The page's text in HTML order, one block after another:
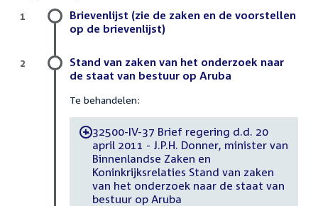
Brievenlijst (zie de zaken en de voorstellen
op de brievenlijst)
1
Stand van zaken van het onderzoek naar
de staat van bestuur op Aruba
Te behandelen:
-32500-IV-37 Brief regering d.d. 20
april 2011 - J.P.H. Donner, minister van
Binnenlandse Zaken en
Koninkrijksrelaties Stand van zaken
van het onderzoek naar de staat van
bestuur op Aruba
2